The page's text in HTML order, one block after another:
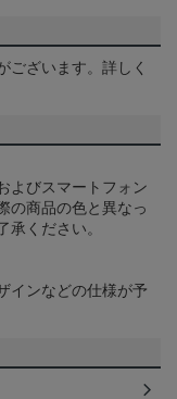
ございます。詳しく
よびスマートフォン
の商品の色と異なっ
ください。
インなどの仕様が予